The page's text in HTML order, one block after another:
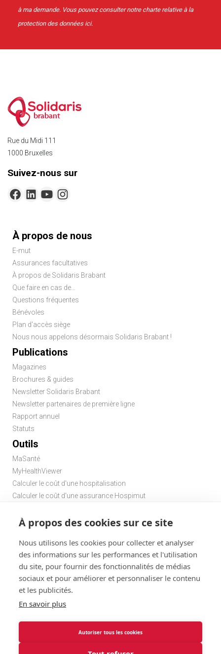
À propos des cookies sur ce site
Nous utilisons les cookies pour collecter et analyser
des informations sur les performances et l'utilisation
du site, pour fournir des fonctionnalités de médias
sociaux et pour améliorer et personnaliser le contenu
et les publicités.
En savoir plus
Autoriser tous les cookies
à ma demande. Vous pouvez consulter notre charte relative à la
protection des données ici.
brabant
Rue du Midi 111
1000 Bruxelles
Suivez-nous sur
Menu
Pied
de
page
À propos de nous
E-mut
Assurances facultatives
À propos de Solidaris Brabant
Que faire en cas de...
Questions fréquentes
Bénévoles
Plan d'accès siège
Nous nous appelons désormais Solidaris Brabant !
Publications
Magazines
Brochures & guides
Newsletter Solidaris Brabant
Newsletter partenaires de première ligne
Rapport annuel
Statuts
Outils
MaSanté
MyHealthViewer
Calculer le coût d'une hospitalisation
Calculer le coût d'une assurance Hospimut
Chercher un médecin de garde
@ 2026
Brabant
Disclaimer
Menu
Solidaris Brabant Assurances : informations légales et vie